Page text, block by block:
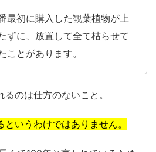
最初に購入した観葉植物が上
ずに、放置して全て枯らせて
ことがあります。
のは仕方のないこと。
いうわけではありません。